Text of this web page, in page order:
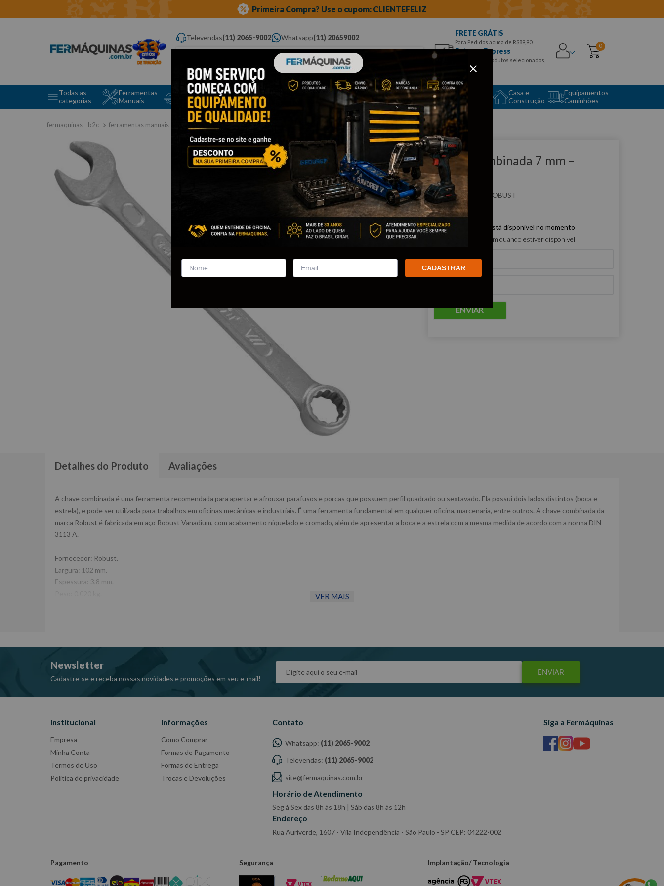
Primeira Compra? Use o cupom: CLIENTEFELIZ
Televendas(11) 2065-9002 Whatsapp(11) 20659002
Digite aqui o que você procura...
FRETE GRÁTIS
Para Pedidos acima de R$89,90
Entrega Express
para CEPS e produtos selecionados,
Aproveite!
0
Todas as
categorias
Ferramentas
Manuais
Ferramentas Elétricas
e Máquinas
Ferramentas
Ferramentas
Automotivas Especiais
Equipamento
Auto Center
Casa e
Construção
Equipamentos
Caminhões
ferramentas manuais chave combinada
Clique e veja!
Chave Combinada 7 mm –
Robust
:14B7 ROBUST
Este produto não está disponível no momento
Quero que me avisem quando estiver disponível
ENVIAR
Detalhes do Produto Avaliações
A chave combinada é uma ferramenta recomendada para apertar e afrouxar parafusos e porcas que possuem perfil quadrado ou sextavado. Ela possui dois lados distintos (boca e
estrela), e pode ser utilizada para trabalhos em oficinas mecânicas e industriais. É uma ferramenta fundamental em qualquer oficina, marcenaria, entre outros. A chave combinada da
marca Robust é fabricada em aço Robust Vanadium, com acabamento niquelado e cromado, além de apresentar a boca e a estrela com a mesma medida de acordo com a norma DIN
3113 A.
Fornecedor: Robust.
Largura: 102 mm.
Espessura: 3,8 mm.
VER MAIS
Newsletter
Cadastre-se e receba nossas novidades e promoções em seu e-mail!
ENVIAR
Institucional
Empresa
Minha Conta
Termos de Uso
Política de privacidade
Informações
Como Comprar
Formas de Pagamento
Formas de Entrega
Trocas e Devoluções
Contato
Whatsapp: (11) 2065-9002
Televendas: (11) 2065-9002
site@fermaquinas.com.br
Horário de Atendimento
Seg à Sex das 8h às 18h | Sáb das 8h às 12h
Endereço
Rua Auriverde, 1607 - Vila Independência - São Paulo - SP CEP: 04222-002
Siga a Fermáquinas
Pagamento Segurança Implantação/ Tecnologia
CADASTRAR